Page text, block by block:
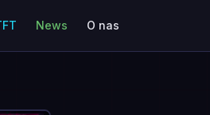
News O nas